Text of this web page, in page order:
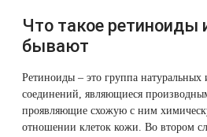
Что такое ретиноиды
бывают
Ретиноиды – это группа натуральных
соединений, являющиеся
проявляющие схожую с ним
отношении клеток кожи. Во втором
Удаление винного пятна
Лазерный пилинг
Молодую и увлажнённую кожу
Избавиться от комедонов на лице